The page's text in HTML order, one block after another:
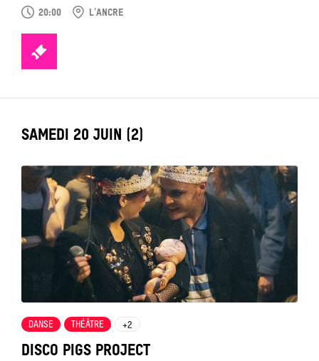
20:00 L'ANCRE
TICKETS
LABEL_DATE
SAMEDI 20 JUIN (2)
DISCO PIGS PROJECT
DANSE THÉÂTRE +2
Tout
voir